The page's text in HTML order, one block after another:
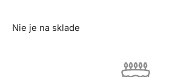
Nie je na sklade